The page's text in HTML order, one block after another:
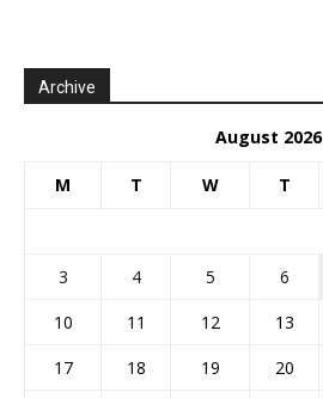
Archive
August 2026
M T W T
3
4 5 6
10
11 12 13
17
18 19 20